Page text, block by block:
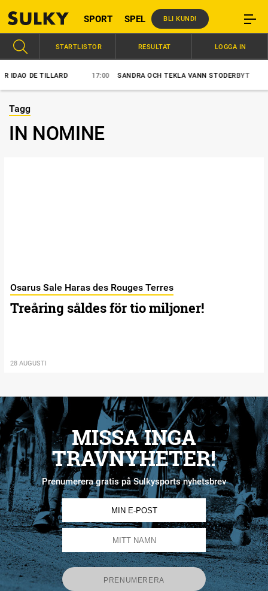
SPORT SPEL BLI KUND!
DE TILLARD 17:00 SANDRA OCH TEKLA VANN STODERBYT
STARTLISTOR RESULTAT LOGGA IN
Tagg
IN NOMINE
Osarus Sale Haras des Rouges Terres
Treåring såldes för tio miljoner!
28 AUGUSTI
MISSA INGA
TRAVNYHETER!
Prenumerera gratis på Sulkysports nyhetsbrev